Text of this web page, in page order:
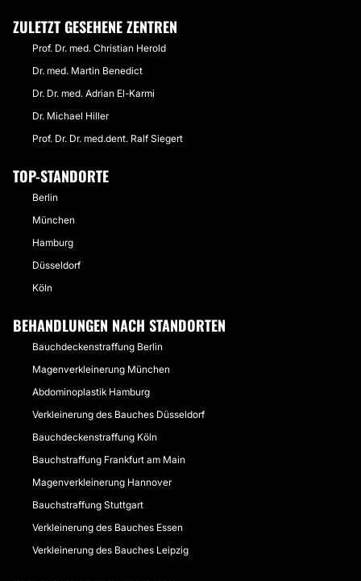
ZULETZT GESEHENE ZENTREN
Prof. Dr. med. Christian Herold
Dr. med. Martin Benedict
Dr. Dr. med. Adrian El-Karmi
Dr. Michael Hiller
Prof. Dr. Dr. med.dent. Ralf Siegert
TOP-STANDORTE
Berlin
München
Hamburg
Düsseldorf
Köln
BEHANDLUNGEN NACH STANDORTEN
Bauchdeckenstraffung Berlin
Magenverkleinerung München
Abdominoplastik Hamburg
Verkleinerung des Bauches Düsseldorf
Bauchdeckenstraffung Köln
Bauchstraffung Frankfurt am Main
Magenverkleinerung Hannover
Bauchstraffung Stuttgart
Verkleinerung des Bauches Essen
Verkleinerung des Bauches Leipzig